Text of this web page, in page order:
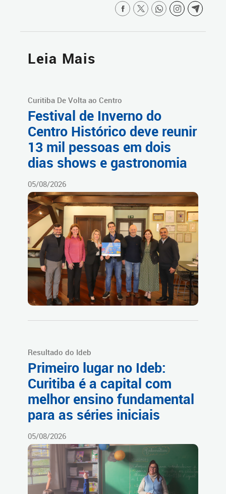
Leia Mais
Curitiba De Volta ao Centro
Festival de Inverno do
Centro Histórico deve reunir
13 mil pessoas em dois
dias shows e gastronomia
05/08/2026
Resultado do Ideb
Primeiro lugar no Ideb:
Curitiba é a capital com
melhor ensino fundamental
para as séries iniciais
05/08/2026